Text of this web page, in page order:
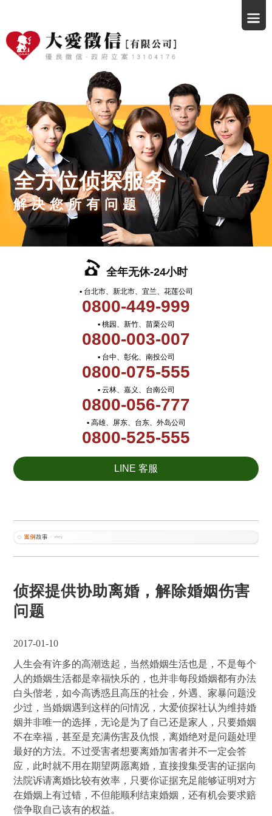
全方位侦探服务
解决您所有问题
全年无休-24小时
▪ 台北市、新北市、宜兰、花莲公司
0800-449-999
▪ 桃园、新竹、苗栗公司
0800-003-007
▪ 台中、彰化、南投公司
0800-075-555
▪ 云林、嘉义、台南公司
0800-056-777
▪ 高雄、屏东、台东、外岛公司
0800-525-555
LINE 客服
侦探提供协助离婚，解除婚姻伤害
问题
2017-01-10
人生会有许多的高潮迭起，当然婚姻生活也是，不是每个
人的婚姻生活都是幸福快乐的，也并非每段婚姻都有办法
白头偕老，如今高诱惑且高压的社会，外遇、家暴问题没
少过，当婚姻遇到这样的问情况，大爱侦探社认为维持婚
姻并非唯一的选择，无论是为了自己还是家人，只要婚姻
不在幸福，甚至是充满伤害及仇恨，离婚绝对是问题处理
最好的方法。不过受害者想要离婚加害者并不一定会答
应，此时就不用在期望两愿离婚，直接搜集受害的证据向
法院诉请离婚比较有效率，只要你证据充足能够证明对方
在婚姻上有过错，不但能顺利结束婚姻，还有机会要求赔
偿争取自己该有的权益。